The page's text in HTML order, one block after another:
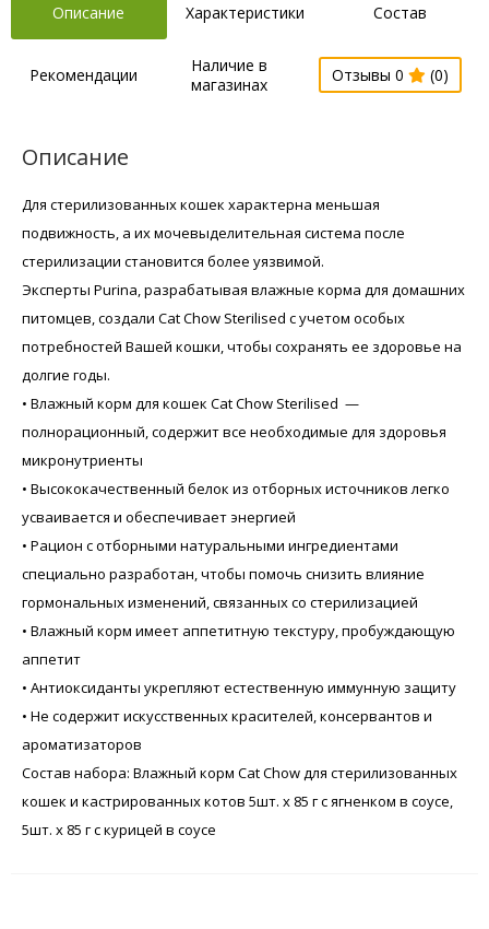
Описание Характеристики Состав
Рекомендации
Наличие в
магазинах
Отзывы 0 (0)
Описание
Для стерилизованных кошек характерна меньшая
подвижность, а их мочевыделительная система после
стерилизации становится более уязвимой.
Эксперты Purina, разрабатывая влажные корма для домашних
питомцев, создали Cat Chow Sterilised с учетом особых
потребностей Вашей кошки, чтобы сохранять ее здоровье на
долгие годы.
• Влажный корм для кошек Cat Chow Sterilised —
полнорационный, содержит все необходимые для здоровья
микронутриенты
• Высококачественный белок из отборных источников легко
усваивается и обеспечивает энергией
• Рацион с отборными натуральными ингредиентами
специально разработан, чтобы помочь снизить влияние
гормональных изменений, связанных со стерилизацией
• Влажный корм имеет аппетитную текстуру, пробуждающую
аппетит
• Антиоксиданты укрепляют естественную иммунную защиту
• Не содержит искусственных красителей, консервантов и
ароматизаторов
Состав набора: Влажный корм Cat Chow для стерилизованных
кошек и кастрированных котов 5шт. х 85 г с ягненком в соусе,
5шт. х 85 г с курицей в соусе